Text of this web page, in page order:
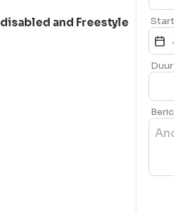
and Freestyle